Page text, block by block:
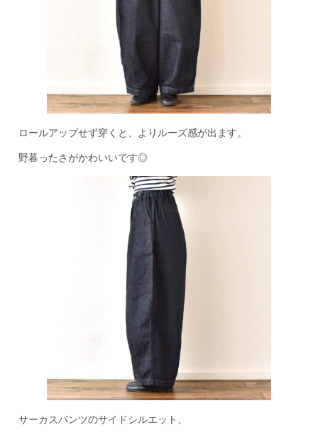
ロールアップせず穿くと、よりルーズ感が出ます。
野暮ったさがかわいいです◎
サーカスパンツのサイドシルエット、